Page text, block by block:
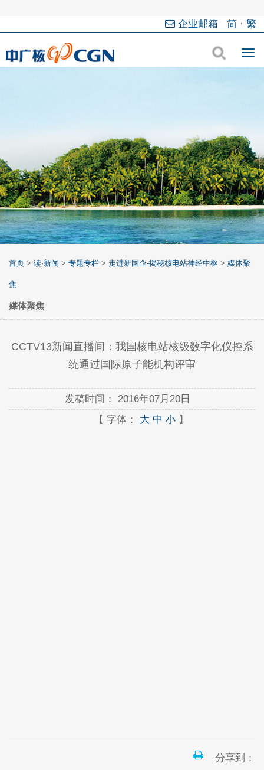
企业邮箱 简· 繁
首页 > 读·新闻 > 专题专栏 > 走进新国企-揭秘核电站神经中枢 > 媒体聚
焦
媒体聚焦
CCTV13新闻直播间：我国核电站核级数字化仪控系
统通过国际原子能机构评审
发稿时间： 2016年07月20日
【 字体： 大 中 小】
分享到：